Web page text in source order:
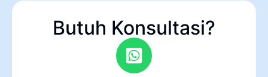
Butuh Konsultasi?